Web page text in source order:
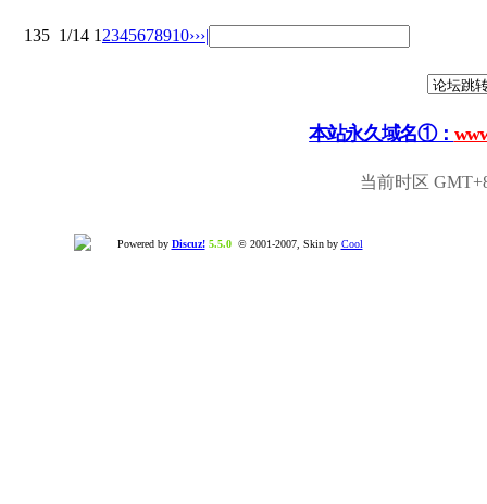
135 1/14 1 2345678910›››|
本站永久域名①：
当前时区
Powered by Discuz! 5.5.0© 2001-2007, Skin by Cool